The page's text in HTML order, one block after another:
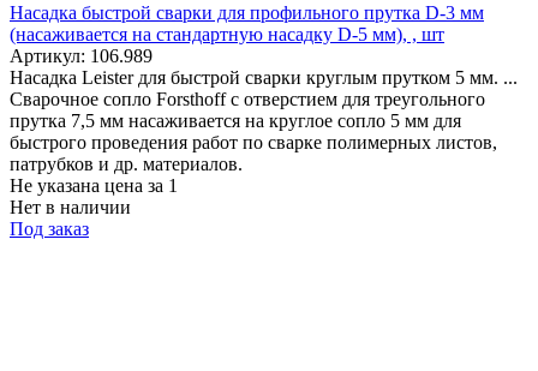
Насадка быстрой сварки для профильного прутка D-3 мм
(насаживается на стандартную насадку D-5 мм), , шт
Артикул: 106.989
Насадка Leister для быстрой сварки круглым прутком 5 мм. ...
Сварочное сопло Forsthoff с отверстием для треугольного
прутка 7,5 мм насаживается на круглое сопло 5 мм для
быстрого проведения работ по сварке полимерных листов,
патрубков и др. материалов.
Не указана цена за 1
Нет в наличии
Под заказ